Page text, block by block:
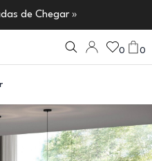
de Chegar »
0 0